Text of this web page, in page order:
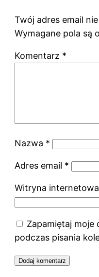
Twój adres email
Wymagane pola są
Komentarz *
Nazwa *
Adres email *
Witryna internetowa
Zapamiętaj moje
podczas pisania